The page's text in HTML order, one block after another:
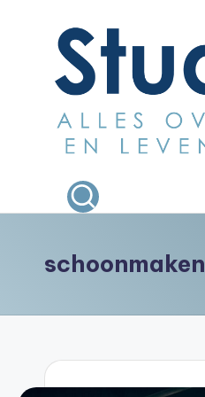
t
i
o
over
bouwen
en
schoonmaken